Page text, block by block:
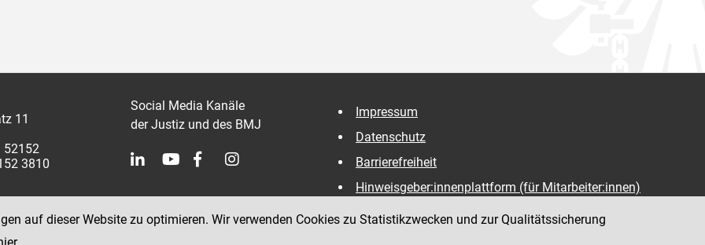
11
52152
3810
Social Media Kanäle
der Justiz und des BMJ
Impressum
Datenschutz
Barrierefreiheit
Hinweisgeber:innenplattform (für Mitarbeiter:innen)
auf dieser Website zu optimieren. Wir verwenden Cookies zu Statistikzwecken und zur Qualitätssicherung